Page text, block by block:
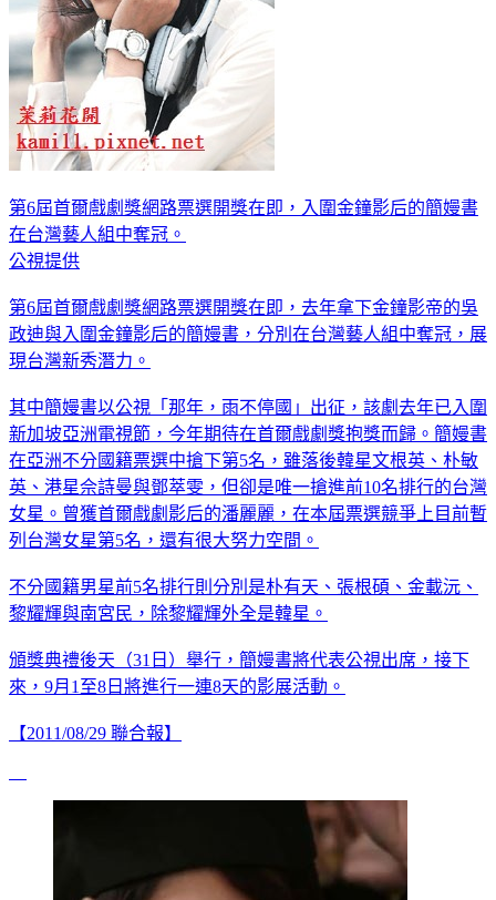
第6屆首爾戲劇獎網路票選開獎在即，入圍金鐘影后的簡嫚書
在台灣藝人組中奪冠。
公視提供
第6屆首爾戲劇獎網路票選開獎在即，去年拿下金鐘影帝的吳
政迪與入圍金鐘影后的簡嫚書，分別在台灣藝人組中奪冠，展
現台灣新秀潛力。
其中簡嫚書以公視「那年，雨不停國」出征，該劇去年已入圍
新加坡亞洲電視節，今年期待在首爾戲劇獎抱獎而歸。簡嫚書
在亞洲不分國籍票選中搶下第5名，雖落後韓星文根英、朴敏
英、港星佘詩曼與鄧萃雯，但卻是唯一搶進前10名排行的台灣
女星。曾獲首爾戲劇影后的潘麗麗，在本屆票選競爭上目前暫
列台灣女星第5名，還有很大努力空間。
不分國籍男星前5名排行則分別是朴有天、張根碩、金載沅、
黎耀輝與南宮民，除黎耀輝外全是韓星。
頒獎典禮後天（31日）舉行，簡嫚書將代表公視出席，接下
來，9月1至8日將進行一連8天的影展活動。
【2011/08/29 聯合報】